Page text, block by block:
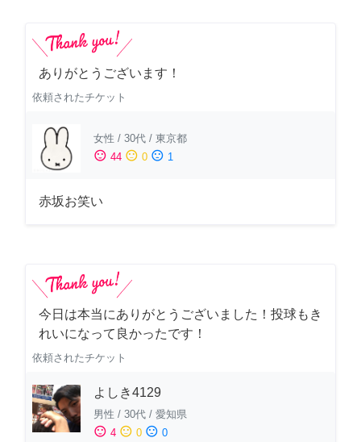
ありがとうございます！
依頼されたチケット
女性 / 30代 / 東京都
sentiment_satisfied 44 sentiment_neutral 0 sentiment_dissatisfied 1
赤坂お笑い
今日は本当にありがとうございました！投球もき
れいになって良かったです！
依頼されたチケット
よしき4129
男性 / 30代 / 愛知県
sentiment_satisfied 4 sentiment_neutral 0 sentiment_dissatisfied 0